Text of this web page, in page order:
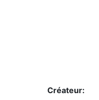
Créateur: